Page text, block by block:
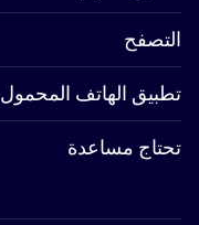
التصفح
تطبيق الهاتف المحمول
تحتاج مساعدة